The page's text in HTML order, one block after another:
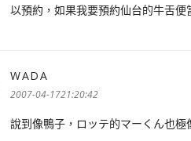
以預約，如果我要預約仙台的牛舌便
WADA
示:
2007-04-1721:20:42
說到像鴨子，ロッテ的マーくん也極